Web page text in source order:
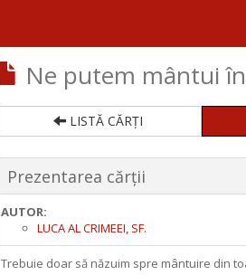
Ne putem mântui
LISTĂ CĂRȚI
Prezentarea cărții
AUTOR:
LUCA AL CRIMEEI, SF.
Trebuie doar să năzuim spre mântuire din